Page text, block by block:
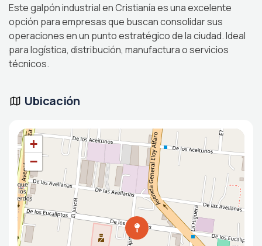
Este galpón industrial en Cristianía es una excelente
opción para empresas que buscan consolidar sus
operaciones en un punto estratégico de la ciudad. Ideal
para logística, distribución, manufactura o servicios
técnicos.
Ubicación
+
−